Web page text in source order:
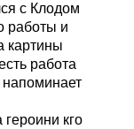
с Клодом
работы и
картины
работа
кго